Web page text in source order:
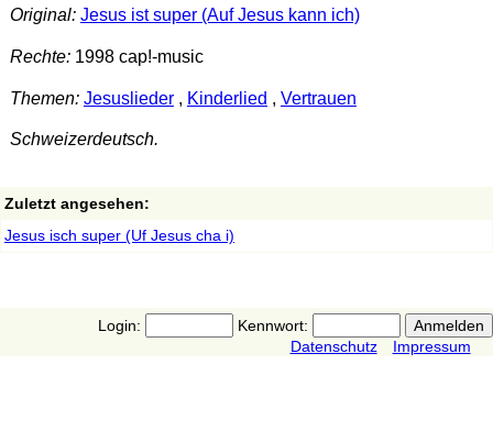
Original: Jesus ist super (Auf Jesus kann ich)
Rechte:1998 cap!-music
Themen: Jesuslieder, Kinderlied , Vertrauen
Schweizerdeutsch.
Zuletzt angesehen:
Jesus isch super (Uf Jesus cha i)
Login:
Kennwort:
Datenschutz
Impressum